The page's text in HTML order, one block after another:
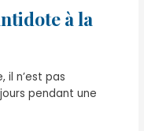
à la
il n’est pas
pendant une